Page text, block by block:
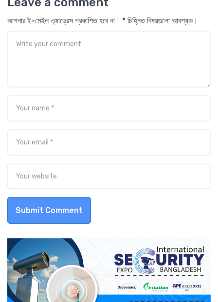
আপনার ই-মেইল এ্যাড্রেস প্রকাশিত হবে না। * চিহ্নিত বিষয়গুলো আবশ্যক।
Submit Comment